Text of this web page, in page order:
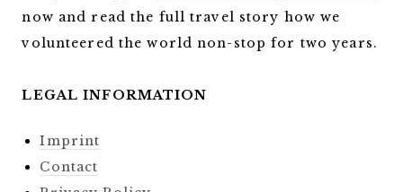
now and read the full travel story how we
volunteered the world non-stop for two years.
LEGAL INFORMATION
Imprint
Contact